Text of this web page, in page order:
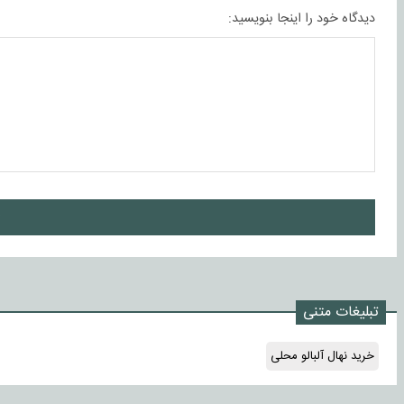
دیدگاه خود را اینجا بنویسید:
تبلیغات متنی
خرید نهال آلبالو محلی